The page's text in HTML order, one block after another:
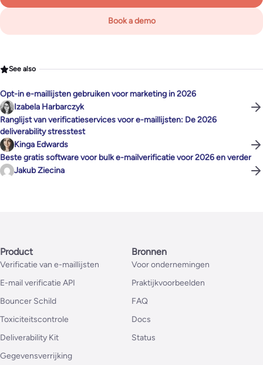
Book a demo
See also
Opt-in e-maillijsten gebruiken voor marketing in 2026
Izabela Harbarczyk
Ranglijst van verificatieservices voor e-maillijsten: De 2026
deliverability stresstest
Kinga Edwards
Beste gratis software voor bulk e-mailverificatie voor 2026 en verder
Jakub Ziecina
Product
Verificatie van e-maillijsten
E-mail verificatie API
Bouncer Schild
Toxiciteitscontrole
Deliverability Kit
Gegevensverrijking
Bronnen
Voor ondernemingen
Praktijkvoorbeelden
FAQ
Docs
Status